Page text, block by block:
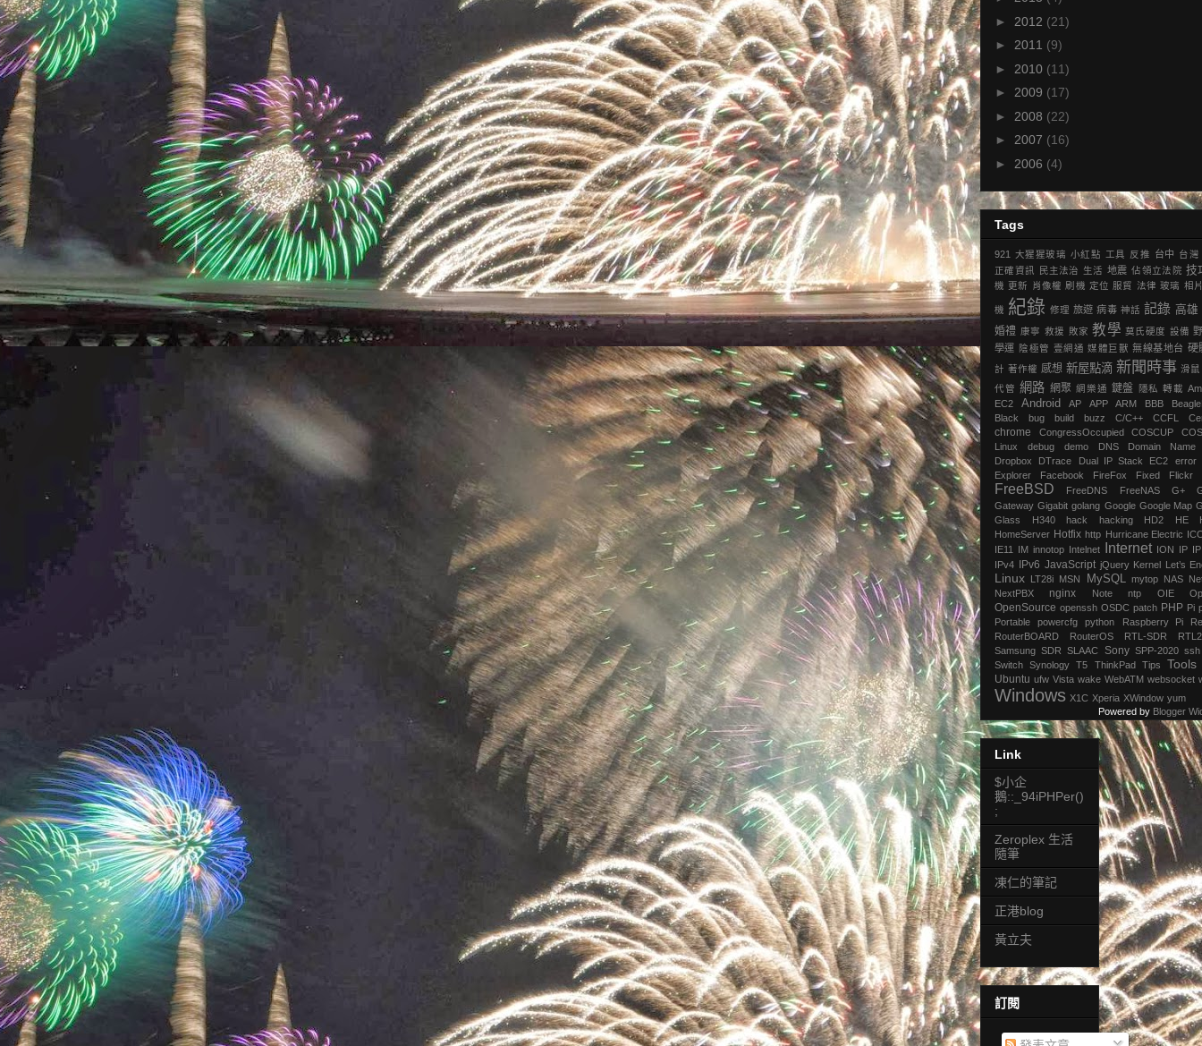
► 2012 (21)
► 2011 (9)
► 2010 (11)
► 2009 (17)
► 2008 (22)
► 2007 (16)
► 2006 (4)
Tags
921 大猩猩玻璃 小紅點 工具 反推 台中 台灣
正確資訊
民主法治 生活 地震 ‎佔領立法院‬ 技
機 更新 肖像權 刷機 定位 服貿 法律 玻璃 相
機 紀錄 修理 旅遊 病毒 神話 記錄 高雄
婚禮 康寧 救援 敗家 教學 莫氏硬度 設備
學運 陰極管 壹網通 媒體巨獸 無線基地台 硬
計 著作權 感想 新屋點滴 新聞時事 滑鼠
代管 網路 網聚 網樂通 鍵盤 隱私 轉載
EC2
Android AP APP ARM BBB
Black
bug build buzz C/C++ CCFL
chrome ‎CongressOccupied COSCUP
Linux
debug demo DNS
Domain Name
Dropbox
DTrace Dual IP Stack EC2
error
Explorer
Facebook FireFox Fixed Flickr
FreeBSD FreeDNS FreeNAS G+
Gateway Gigabit golang Google Google Map
Glass
H340 hack hacking HD2 HE
HomeServer Hotfix http Hurricane Electric
IE11
IM innotop Intelnet Internet ION IP
IPv4
IPv6 JavaScript jQuery Kernel Let’s
Linux LT28i MSN MySQL mytop NAS
NextPBX
nginx Note ntp OIE
OpenSource openssh OSDC patch PHP Pi
Portable
powercfg python Raspberry Pi
RouterBOARD
RouterOS RTL-SDR
Samsung SDR SLAAC Sony SPP-2020 ssh
Switch Synology T5 ThinkPad Tips Tools
Ubuntu ufw Vista wake WebATM websocket
Windows X1C Xperia XWindow yum
Powered by Blogger
Link
$小企
鵝::_94iPHPer()
;
Zeroplex 生活
隨筆
凍仁的筆記
正港blog
黃立夫
訂閱